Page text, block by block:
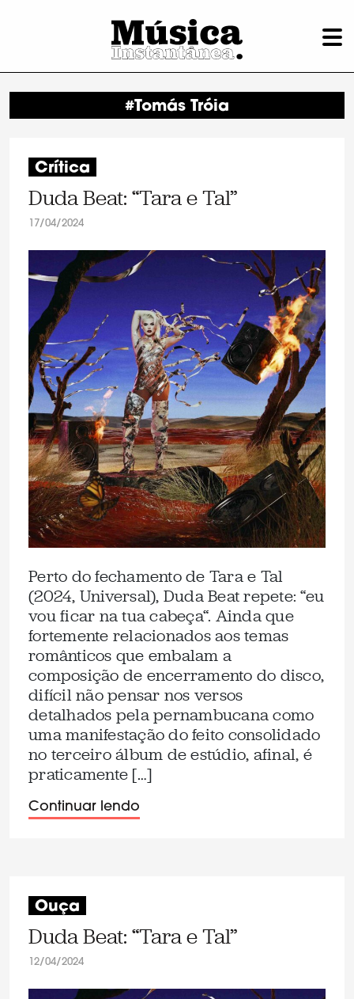
#Tomás Tróia
Crítica
Duda Beat: “Tara e Tal”
17/04/2024
Perto do fechamento de Tara e Tal
(2024, Universal), Duda Beat repete: “eu
vou ficar na tua cabeça“. Ainda que
fortemente relacionados aos temas
românticos que embalam a
composição de encerramento do disco,
difícil não pensar nos versos
detalhados pela pernambucana como
uma manifestação do feito consolidado
no terceiro álbum de estúdio, afinal, é
praticamente […]
Continuar lendo
Ouça
Duda Beat: “Tara e Tal”
12/04/2024